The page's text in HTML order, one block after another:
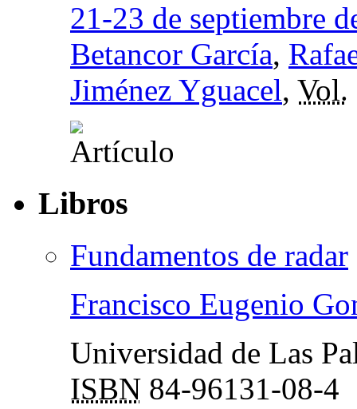
21-23 de septiembre
Betancor García,
Jiménez Yguacel, Vol.
Libros
Fundamentos de radar
Francisco Eugenio
Universidad de Las
ISBN 84-96131-08-4